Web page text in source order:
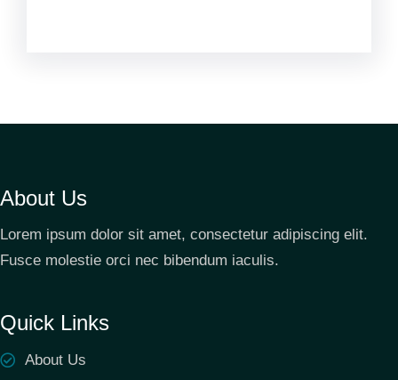
About Us
Lorem ipsum dolor sit amet, consectetur adipiscing elit.
Fusce molestie orci nec bibendum iaculis.
Quick Links
About Us